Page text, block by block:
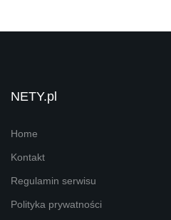
NETY.pl
Home
Kontakt
Regulamin serwisu
Polityka prywatności